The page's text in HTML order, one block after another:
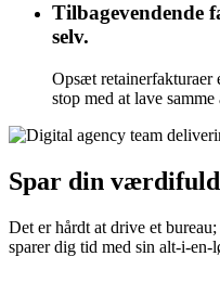
Tilbagevendende
selv.
Opsæt retainerfakturaer
stop med at lave
Spar din
Det er hårdt at drive et
sparer dig tid med sin alt-i-en-